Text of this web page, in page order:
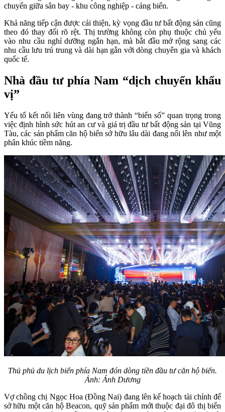
chuyển giữa sân bay - khu công nghiệp - cảng biển.
Khả năng tiếp cận được cải thiện, kỳ vọng đầu tư bất động sản cũng
theo đó thay đổi rõ rệt. Thị trường không còn phụ thuộc chủ yếu
vào nhu cầu nghỉ dưỡng ngắn hạn, mà bắt đầu mở rộng sang các
nhu cầu lưu trú trung và dài hạn gắn với dòng chuyên gia và khách
quốc tế.
Nhà đầu tư phía Nam “dịch chuyển khẩu
vị”
Yếu tố kết nối liên vùng đang trở thành “biến số” quan trọng trong
việc định hình sức hút an cư và giá trị đầu tư bất động sản tại Vũng
Tàu, các sản phẩm căn hộ biển sở hữu lâu dài đang nổi lên như một
phân khúc tiềm năng.
Thủ phủ du lịch biển phía Nam đón dòng tiền đầu tư căn hộ biển.
Ảnh: Ánh Dương
Vợ chồng chị Ngọc Hoa (Đồng Nai) đang lên kế hoạch tài chính để
sở hữu một căn hộ Beacon, quỹ sản phẩm mới thuộc đại đô thị biển